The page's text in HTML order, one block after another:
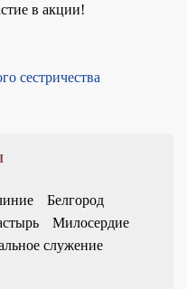
в акции!
сестричества
Белгород
Милосердие
служение